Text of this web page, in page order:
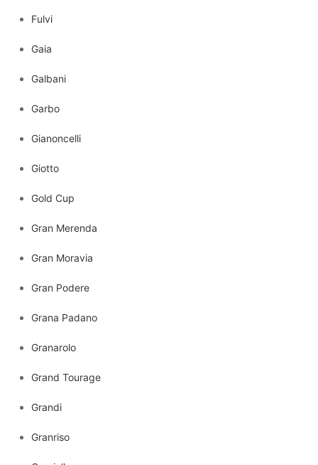
Fulvi
Gaia
Galbani
Garbo
Gianoncelli
Giotto
Gold Cup
Gran Merenda
Gran Moravia
Gran Podere
Grana Padano
Granarolo
Grand Tourage
Grandi
Granriso